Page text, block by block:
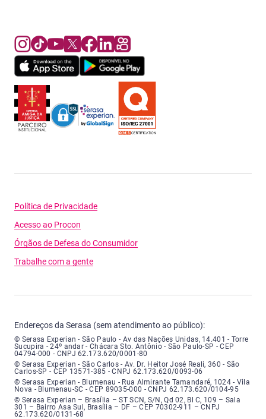
Política de Privacidade
Acesso ao Procon
Órgãos de Defesa do Consumidor
Trabalhe com a gente
Endereços da Serasa (sem atendimento ao público):
Serasa Experian - São Paulo - Endereço: Avenida das Nações Unidas,
© Serasa Experian - São Paulo - Av das Nações Unidas, 14.401 - Torre
Sucupira - 24º andar - Chácara Sto. Antônio - São Paulo-SP - CEP
04794-000 - CNPJ 62.173.620/0001-80
Serasa Experian - São Carlos - Endereço: Avenida Doutor Heitor José
© Serasa Experian - São Carlos - Av. Dr. Heitor José Reali, 360 - São
Carlos-SP - CEP 13571-385 - CNPJ 62.173.620/0093-06
Serasa Experian - Blumenau - Endereço: Rua Almirante Tamandaré,
© Serasa Experian - Blumenau - Rua Almirante Tamandaré, 1024 - Vila
Nova - Blumenau-SC - CEP 89035-000 - CNPJ 62.173.620/0104-95
Serasa Experian - Brasília, Endereço: Setor Comercial Norte, sem
© Serasa Experian – Brasília – ST SCN, S/N, Qd 02, Bl C, 109 – Sala
301 – Bairro Asa Sul, Brasília – DF – CEP 70302-911 – CNPJ
62.173.620/0131-68